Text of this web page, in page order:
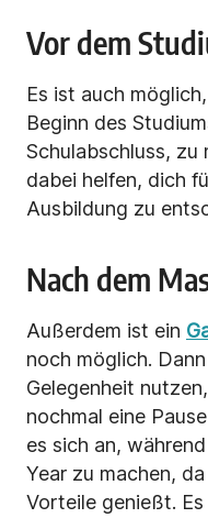
Vor dem
Es ist auch
Beginn des
Schulabschluss, zu
dabei helfen, dich
Ausbildung zu
Nach dem
Außerdem ist ein
noch möglich.
Gelegenheit
nochmal eine
es sich an,
Year zu machen,
Vorteile genießt.